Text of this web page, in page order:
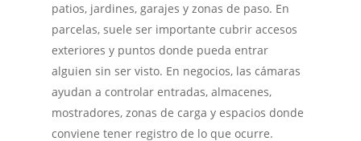
patios, jardines, garajes y zonas de paso. En
parcelas, suele ser importante cubrir accesos
exteriores y puntos donde pueda entrar
alguien sin ser visto. En negocios, las cámaras
ayudan a controlar entradas, almacenes,
mostradores, zonas de carga y espacios donde
conviene tener registro de lo que ocurre.